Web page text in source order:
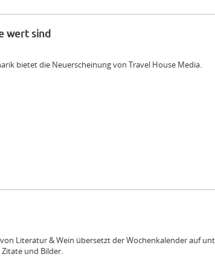
wert sind
bietet die Neuerscheinung von Travel House Media.
Literatur & Wein übersetzt der Wochenkalender auf
und Bilder.